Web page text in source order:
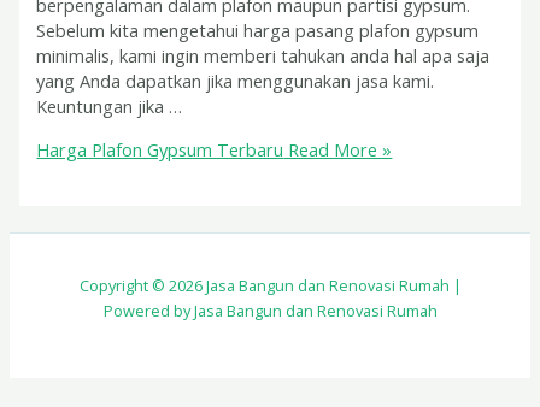
berpengalaman dalam plafon maupun partisi gypsum.
Sebelum kita mengetahui harga pasang plafon gypsum
minimalis, kami ingin memberi tahukan anda hal apa saja
yang Anda dapatkan jika menggunakan jasa kami.
Keuntungan jika …
Harga Plafon Gypsum Terbaru Read More »
Copyright © 2026 Jasa Bangun dan Renovasi Rumah |
Powered by Jasa Bangun dan Renovasi Rumah